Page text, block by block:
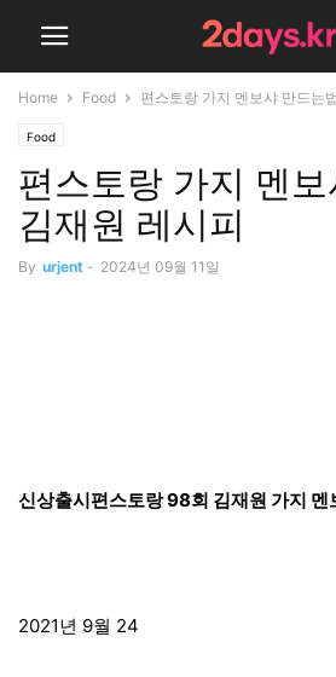
Home Food 편스토랑 가지 멘보샤 만드는
Food
편스토랑 가지 멘
김재원 레시피
By urjent - 2024년 09월 11일
신상출시편스토랑 98회 김재원 가지 멘
2021년 9월 24